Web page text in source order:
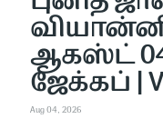
வியான்னி
ஆகஸ்ட்
ஜேக்கப் |
Aug 04, 2026